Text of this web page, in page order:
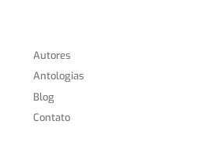
Autores
Antologias
Blog
Contato